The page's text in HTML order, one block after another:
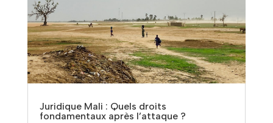
Juridique Mali : Quels droits
fondamentaux après l’attaque ?